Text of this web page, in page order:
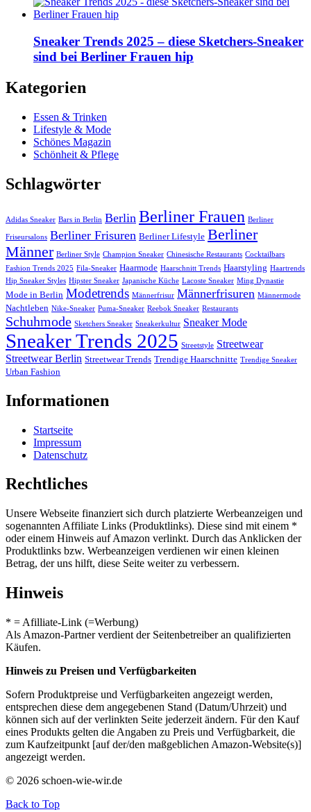
Sneaker Trends 2025 – diese Sketchers-Sneaker
sind bei Berliner Frauen hip
Kategorien
Essen & Trinken
Lifestyle & Mode
Schönes Magazin
Schönheit & Pflege
Schlagwörter
Adidas Sneaker Bars in Berlin Berlin Berliner Frauen Berliner
Friseursalons Berliner Frisuren Berliner Lifestyle Berliner
Männer Berliner Style Champion Sneaker Chinesische Restaurants Cocktailbars
Fashion Trends 2025 Fila-Sneaker Haarmode Haarschnitt Trends Haarstyling Haartrends
Hip Sneaker Styles Hipster Sneaker Japanische Küche Lacoste Sneaker Ming Dynastie
Mode in Berlin Modetrends Männerfrisur Männerfrisuren Männermode
Nachtleben Nike-Sneaker Puma-Sneaker Reebok Sneaker Restaurants
Schuhmode Sketchers Sneaker Sneakerkultur Sneaker Mode
Sneaker Trends 2025 Streetstyle Streetwear
Streetwear Berlin Streetwear Trends Trendige Haarschnitte Trendige Sneaker
Urban Fashion
Informationen
Startseite
Impressum
Datenschutz
Rechtliches
Unsere Webseite finanziert sich durch platzierte Werbeanzeigen und
sogenannten Affiliate Links (Produktlinks). Diese sind mit einem *
oder einem Hinweis auf Amazon verlinkt. Durch das Anklicken der
Produktlinks bzw. Werbeanzeigen verdienen wir einen kleinen
Betrag, der uns hilft, diese Seite weiter zu verbessern.
Hinweis
* = Afilliate-Link (=Werbung)
Als Amazon-Partner verdient der Seitenbetreiber an qualifizierten
Käufen.
Hinweis zu Preisen und Verfügbarkeiten
Sofern Produktpreise und Verfügbarkeiten angezeigt werden,
entsprechen diese dem angegebenen Stand (Datum/Uhrzeit) und
können sich auf der verlinkten Seite jederzeit ändern. Für den Kauf
eines Produkts gelten die Angaben zu Preis und Verfügbarkeit, die
zum Kaufzeitpunkt [auf der/den maßgeblichen Amazon-Website(s)]
angezeigt werden.
© 2026 schoen-wie-wir.de
Back to Top